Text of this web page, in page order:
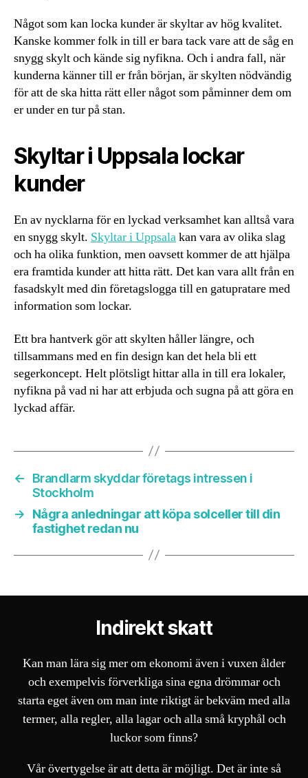
Något som kan locka kunder är skyltar av hög kvalitet.
Kanske kommer folk in till er bara tack vare att de såg en
snygg skylt och kände sig nyfikna. Och i andra fall, när
kunderna känner till er från början, är skylten nödvändig
för att de ska hitta rätt eller något som påminner dem om
er under en tur på stan.
Skyltar i Uppsala lockar
kunder
En av nycklarna för en lyckad verksamhet kan alltså vara
en snygg skylt. Skyltar i Uppsalakan vara av olika slag
och ha olika funktion, men oavsett kommer de att hjälpa
era framtida kunder att hitta rätt. Det kan vara allt från en
fasadskylt med din företagslogga till en gatupratare med
information som lockar.
Ett bra hantverk gör att skylten håller längre, och
tillsammans med en fin design kan det hela bli ett
segerkoncept. Helt plötsligt hittar alla in till era lokaler,
nyfikna på vad ni har att erbjuda och sugna på att göra en
lyckad affär.
←
Brandlarm skyddar företags intressen i
Stockholm
→
Några anledningar att köpa solceller till din
fastighet redan nu
Indirekt skatt
Kan man lära sig mer om ekonomi även i vuxen ålder
och exempelvis förverkliga sina egna drömmar och
starta eget även om man inte riktigt är bekväm med alla
termer, alla regler, alla lagar och alla små kryphål och
luckor som finns?
Vår övertygelse är att detta är möjligt. Det är inte så